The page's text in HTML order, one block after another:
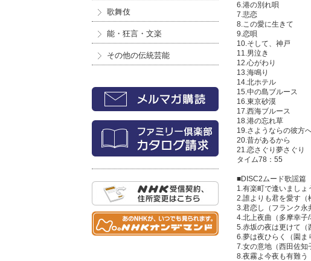
歌舞伎
能・狂言・文楽
その他の伝統芸能
6.港の別れ唄
7.悲恋
8.この愛に生きて
9.恋唄
10.そして、神戸
11.男泣き
12.心がわり
13.海鳴り
14.北ホテル
15.中の島ブルース
16.東京砂漠
17.西海ブルース
18.港の忘れ草
19.さようならの彼方
20.昔があるから
21.恋さぐり夢さぐり
タイム78：55
■DISC2ムード歌謡篇
1.有楽町で逢いましょ
2.誰よりも君を愛す（
3.君恋し（フランク永
4.北上夜曲（多摩幸子/
5.赤坂の夜は更けて（
6.夢は夜ひらく（園ま
7.女の意地（西田佐知
8.夜霧よ今夜も有難う